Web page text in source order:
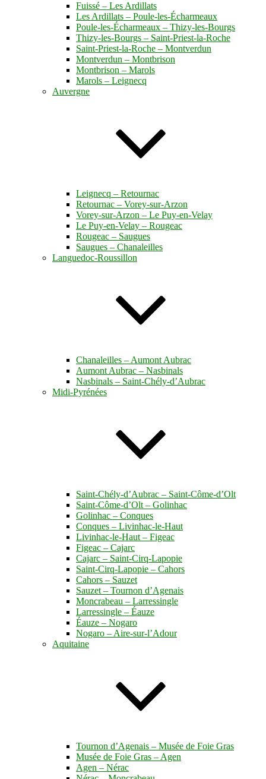
Fuissé – Les Ardillats
Les Ardillats – Poule-les-Écharmeaux
Poule-les-Écharmeaux – Thizy-les-Bourgs
Thizy-les-Bourgs – Saint-Priest-la-Roche
Saint-Priest-la-Roche – Montverdun
Montverdun – Montbrison
Montbrison – Marols
Marols – Leignecq
Auvergne
Leignecq – Retournac
Retournac – Vorey-sur-Arzon
Vorey-sur-Arzon – Le Puy-en-Velay
Le Puy-en-Velay – Rougeac
Rougeac – Saugues
Saugues – Chanaleilles
Languedoc-Roussillon
Chanaleilles – Aumont Aubrac
Aumont Aubrac – Nasbinals
Nasbinals – Saint-Chély-d’Aubrac
Midi-Pyrénées
Saint-Chély-d’Aubrac – Saint-Côme-d’Olt
Saint-Côme-d’Olt – Golinhac
Golinhac – Conques
Conques – Livinhac-le-Haut
Livinhac-le-Haut – Figeac
Figeac – Cajarc
Cajarc – Saint-Cirq-Lapopie
Saint-Cirq-Lapopie – Cahors
Cahors – Sauzet
Sauzet – Tournon d’Agenais
Moncrabeau – Larressingle
Larressingle – Éauze
Éauze – Nogaro
Nogaro – Aire-sur-l’Adour
Aquitaine
Tournon d’Agenais – Musée de Foie Gras
Musée de Foie Gras – Agen
Agen – Nérac